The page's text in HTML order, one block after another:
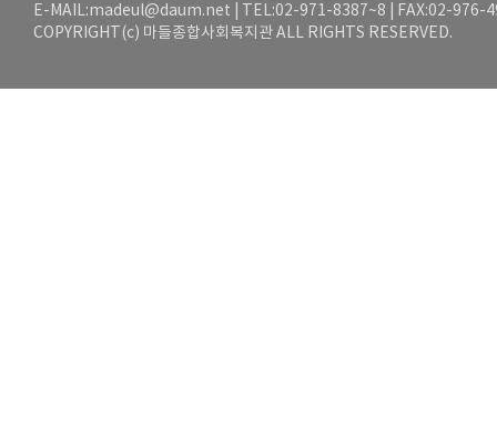
E-MAIL:madeul@daum.net | TEL:02-971-8387~8 | FAX:02-976-
COPYRIGHT(c) 마들종합사회복지관 ALL RIGHTS RESERVED.